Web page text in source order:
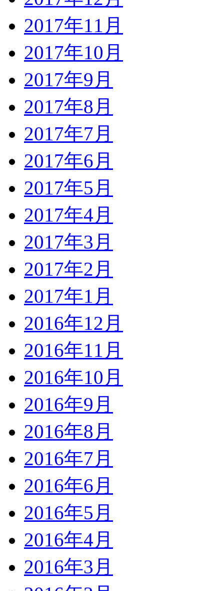
2017年11月
2017年10月
2017年9月
2017年8月
2017年7月
2017年6月
2017年5月
2017年4月
2017年3月
2017年2月
2017年1月
2016年12月
2016年11月
2016年10月
2016年9月
2016年8月
2016年7月
2016年6月
2016年5月
2016年4月
2016年3月